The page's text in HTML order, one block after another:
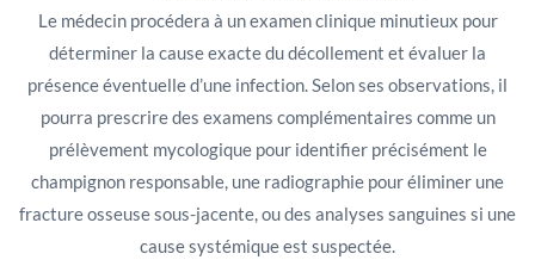
Le médecin procédera à un examen clinique minutieux pour
déterminer la cause exacte du décollement et évaluer la
présence éventuelle d’une infection. Selon ses observations, il
pourra prescrire des examens complémentaires comme un
prélèvement mycologique pour identifier précisément le
champignon responsable, une radiographie pour éliminer une
fracture osseuse sous-jacente, ou des analyses sanguines si une
cause systémique est suspectée.